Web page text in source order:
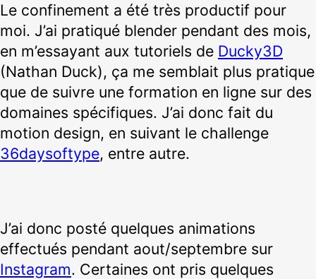
Le confinement a été très productif pour
moi. J’ai pratiqué blender pendant des mois,
en m’essayant aux tutoriels de Ducky3D
(Nathan Duck), ça me semblait plus pratique
que de suivre une formation en ligne sur des
domaines spécifiques. J’ai donc fait du
motion design, en suivant le challenge
36daysoftype, entre autre.
J’ai donc posté quelques animations
effectués pendant aout/septembre sur
Instagram. Certaines ont pris quelques